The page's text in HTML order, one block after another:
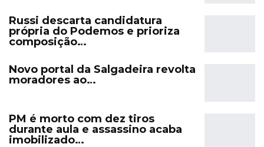
Russi descarta candidatura
própria do Podemos e prioriza
composição…
Novo portal da Salgadeira revolta
moradores ao…
PM é morto com dez tiros
durante aula e assassino acaba
imobilizado…